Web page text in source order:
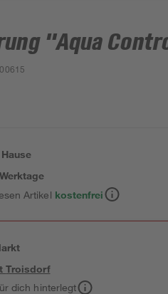
"Aqua
Artikel kostenfrei
Troisdorf
dich hinterlegt